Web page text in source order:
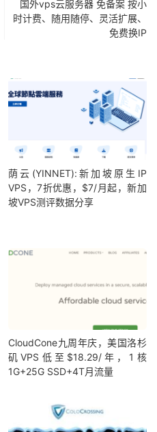
国外vps云服务器 免备案 按小
时计费、随用随停、灵活扩展、
免费换IP
荫云(YINNET):新加坡原生IP
VPS，7折优惠，$7/月起，新加
坡VPS测评数据分享
CloudCone九周年庆，美国洛杉
矶VPS低至$18.29/年，1核
1G+25G SSD+4T月流量